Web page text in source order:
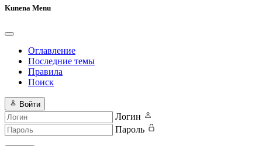
Kunena Menu
Оглавление
Последние темы
Правила
Поиск
Войти
Логин
Пароль